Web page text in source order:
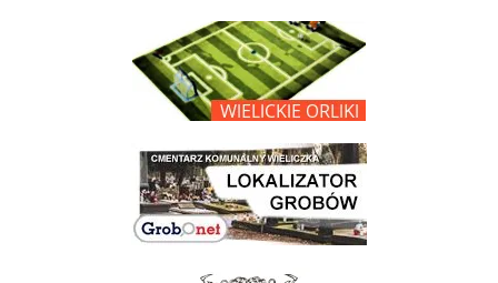
link do opisu projektu Wielickie Orliki
link do lokalizatora grobów na wielickim cmentarzu - grobnet
link do strony - Muzeum Żup Krakowskich Wieliczka